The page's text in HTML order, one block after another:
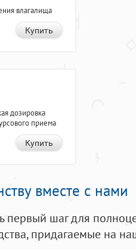
влагалища
Купить
дозировка
приема
Купить
вместе с нами
первый шаг для
придагаемые на